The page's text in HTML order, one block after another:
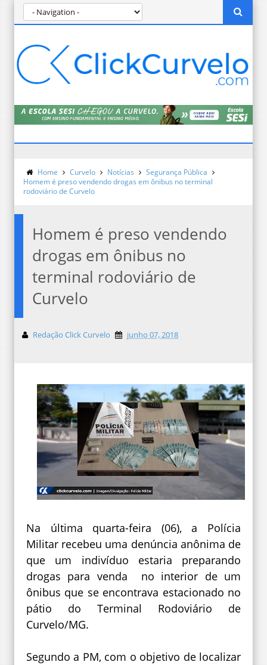
Home Curvelo Notícias
Segurança Pública
Homem é preso vendendo drogas em ônibus no terminal
rodoviário de Curvelo
Homem é preso vendendo
drogas em ônibus no
terminal rodoviário de
Curvelo
Redação Click Curvelo junho 07, 2018
Na última quarta-feira (06), a Polícia
Militar recebeu uma denúncia anônima de
que um indivíduo estaria preparando
drogas para venda no interior de um
ônibus que se encontrava estacionado no
pátio do Terminal Rodoviário de
Curvelo/MG.
Segundo a PM, com o objetivo de localizar